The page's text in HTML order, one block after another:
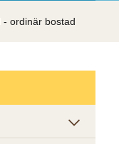
- ordinär bostad